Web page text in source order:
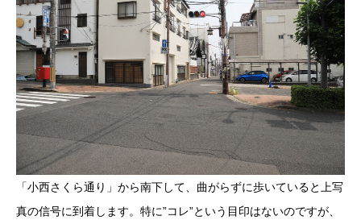
「小西さくら通り」から南下して、曲がらずに歩いていると上写
真の信号に到着します。特に”コレ”という目印はないのですが、